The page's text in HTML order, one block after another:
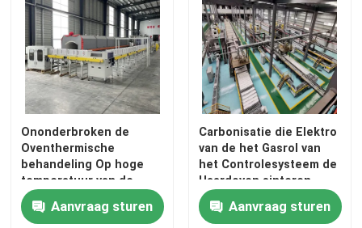
buisoven
pendeloven
tunneloven
de oven van de atmosfeerdoos
Onthardingsoven
Ononderbroken de
Oventhermische
behandeling Op hoge
temperatuur van de
Rolhaard voor Debinding
en het Sinteren van
Aanvraag sturen
Carbonisatie die Elektro
van de het Gasrol van
het Controlesysteem de
Haardoven sinteren
Aanvraag sturen